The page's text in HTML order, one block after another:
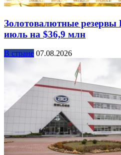
Золотовалютные резервы
июль на $36,9 млн
В стране 07.08.2026